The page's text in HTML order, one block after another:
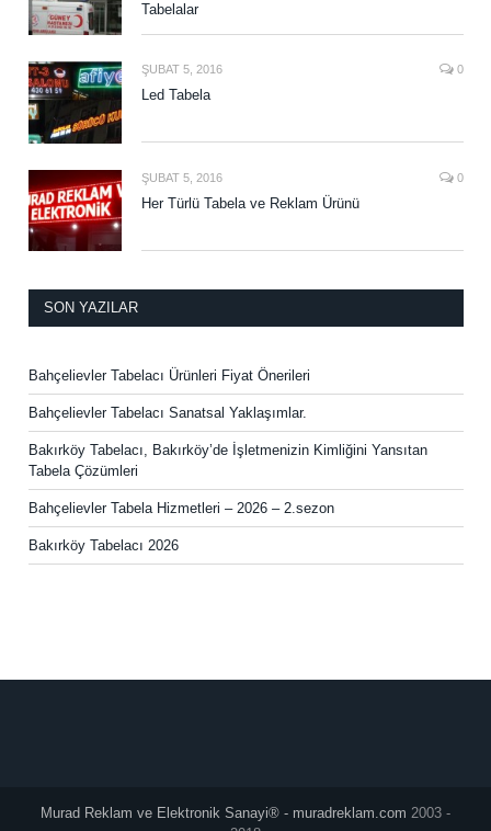
Tabelalar
ŞUBAT 5, 2016 0
Led Tabela
ŞUBAT 5, 2016 0
Her Türlü Tabela ve Reklam Ürünü
SON YAZILAR
Bahçelievler Tabelacı Ürünleri Fiyat Önerileri
Bahçelievler Tabelacı Sanatsal Yaklaşımlar.
Bakırköy Tabelacı, Bakırköy’de İşletmenizin Kimliğini Yansıtan
Tabela Çözümleri
Bahçelievler Tabela Hizmetleri – 2026 – 2.sezon
Bakırköy Tabelacı 2026
Murad Reklam ve Elektronik Sanayi® - muradreklam.com 2003 -